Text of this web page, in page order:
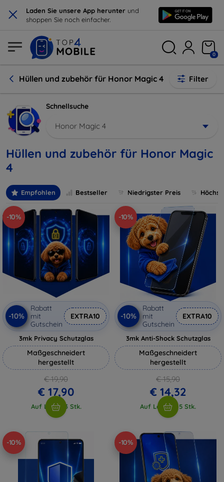
× Laden Sie unsere App herunter und
shoppen Sie noch einfacher.
0
Hüllen und zubehör für Honor Magic 4 Filter
Schnellsuche
Honor Magic 4
Hüllen und zubehör für Honor Magic
4
Empfohlen Bestseller Niedrigster Preis
-10%
-10%
Rabatt
mit
Gutschein
EXTRA10
3mk Privacy Schutzglas
Maßgeschneidert
hergestellt
€ 19,90
€ 17,90
Auf Lager 3 Stk.
-10%
-10%
Rabatt
mit
Gutschein
EXTRA10
3mk Anti-Shock Schutzglas
Maßgeschneidert
hergestellt
€ 15,90
€ 14,32
Auf Lager > 5 Stk.
-10% -10%